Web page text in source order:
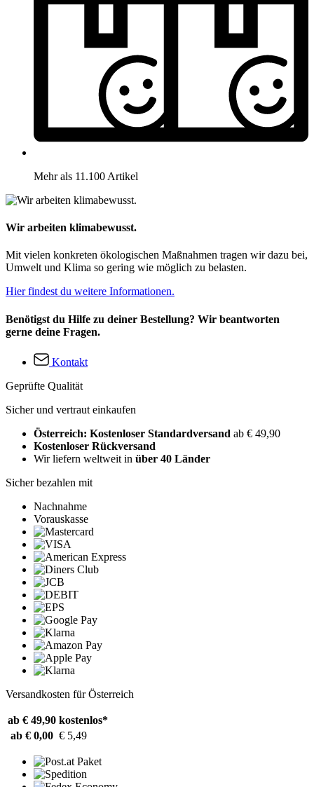
Mehr als 11.100 Artikel
Wir arbeiten klimabewusst.
Mit vielen konkreten ökologischen Maßnahmen tragen wir dazu bei,
Umwelt und Klima so gering wie möglich zu belasten.
Hier findest du weitere Informationen.
Benötigst du Hilfe zu deiner Bestellung? Wir beantworten
gerne deine Fragen.
Kontakt
Geprüfte Qualität
Sicher und vertraut einkaufen
Österreich: Kostenloser Standardversand ab € 49,90
Kostenloser Rückversand
Wir liefern weltweit in über 40 Länder
Sicher bezahlen mit
Nachnahme
Vorauskasse
Versandkosten für Österreich
ab € 49,90 kostenlos*
ab € 0,00 € 5,49